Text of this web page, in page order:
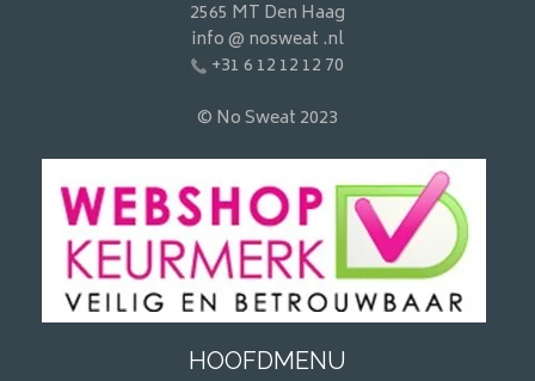
2565 MT Den Haag
info @ nosweat .nl
+31 6 12 12 12 70
© No Sweat 2023
HOOFDMENU